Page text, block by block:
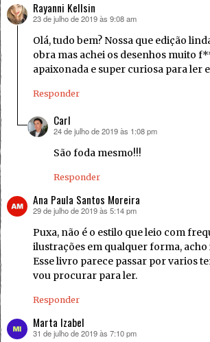
Rayanni Kellsin
disse:
23 de julho de 2019 às 9:08 am
Olá, tudo bem? Nossa que edição
obra mas achei os desenhos muito
apaixonada e super curiosa para ler
Responder
Carl
disse:
24 de julho de 2019 às 1:08 pm
São foda mesmo!!!
Responder
Ana Paula Santos Moreira
disse:
29 de julho de 2019 às 5:14 pm
Puxa, não é o estilo que leio com
ilustrações em qualquer forma,
Esse livro parece passar por varios
vou procurar para ler.
Responder
Marta Izabel
disse:
31 de julho de 2019 às 7:10 pm